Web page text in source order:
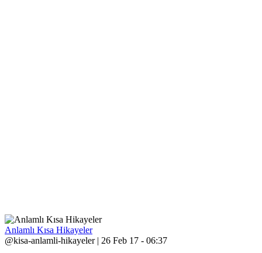
Anlamlı Kısa Hikayeler
@kisa-anlamli-hikayeler | 26 Feb 17 - 06:37